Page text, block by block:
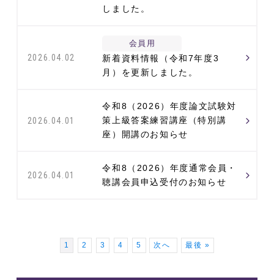
しました。
2026.04.02
会員用
新着資料情報（令和7年度3
月）を更新しました。
2026.04.01
令和8（2026）年度論文試験対
策上級答案練習講座（特別講
座）開講のお知らせ
2026.04.01
令和8（2026）年度通常会員・
聴講会員申込受付のお知らせ
1 2 3 4 5 次へ 最後 »